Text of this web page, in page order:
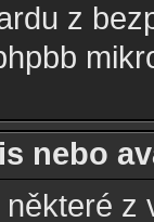
z
nebo
z